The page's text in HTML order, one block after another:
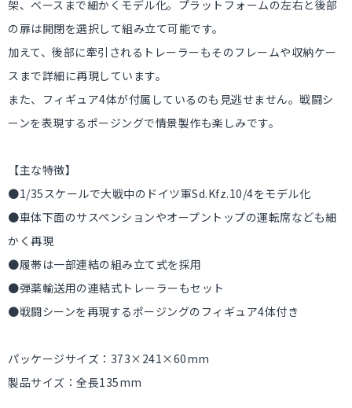
架、ベースまで細かくモデル化。プラットフォームの左右と後部
の扉は開閉を選択して組み立て可能です。
加えて、後部に牽引されるトレーラーもそのフレームや収納ケー
スまで詳細に再現しています。
また、フィギュア4体が付属しているのも見逃せません。戦闘シ
ーンを表現するポージングで情景製作も楽しみです。
【主な特徴】
●1/35スケールで大戦中のドイツ軍Sd.Kfz.10/4をモデル化
●車体下面のサスペンションやオープントップの運転席なども細
かく再現
●履帯は一部連結の組み立て式を採用
●弾薬輸送用の連結式トレーラーもセット
●戦闘シーンを再現するポージングのフィギュア4体付き
パッケージサイズ：373×241×60mm
製品サイズ：全長135mm